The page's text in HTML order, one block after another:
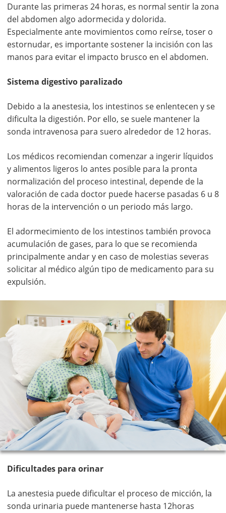
Durante las primeras 24 horas, es normal sentir la zona
del abdomen algo adormecida y dolorida.
Especialmente ante movimientos como reírse, toser o
estornudar, es importante sostener la incisión con las
manos para evitar el impacto brusco en el abdomen.
Sistema digestivo paralizado
Debido a la anestesia, los intestinos se enlentecen y se
dificulta la digestión. Por ello, se suele mantener la
sonda intravenosa para suero alrededor de 12 horas.
Los médicos recomiendan comenzar a ingerir líquidos
y alimentos ligeros lo antes posible para la pronta
normalización del proceso intestinal, depende de la
valoración de cada doctor puede hacerse pasadas 6 u 8
horas de la intervención o un periodo más largo.
El adormecimiento de los intestinos también provoca
acumulación de gases, para lo que se recomienda
principalmente andar y en caso de molestias severas
solicitar al médico algún tipo de medicamento para su
expulsión.
Dificultades para orinar
La anestesia puede dificultar el proceso de micción, la
sonda urinaria puede mantenerse hasta 12horas